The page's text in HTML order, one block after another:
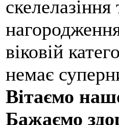
віковій
немає
Вітаємо
Бажаємо